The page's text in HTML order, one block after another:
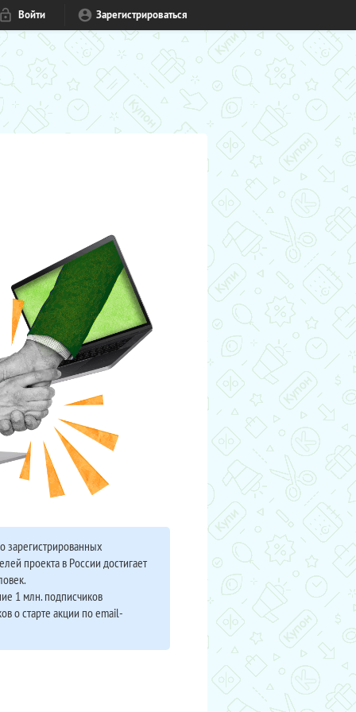
Войти Зарегистрироваться
зарегистрированных
проекта в России достигает
1 млн. подписчиков
о старте акции по email-